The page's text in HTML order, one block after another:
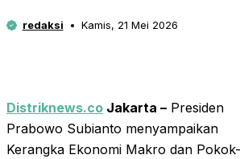
redaksi Kamis, 21 Mei 2026
Distriknews.co Jakarta – Presiden
Prabowo Subianto menyampaikan
Kerangka Ekonomi Makro dan Pokok-